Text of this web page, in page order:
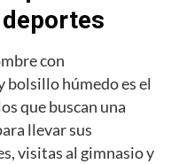
con
bolsillo húmedo es el
que buscan una
llevar sus
visitas al gimnasio y